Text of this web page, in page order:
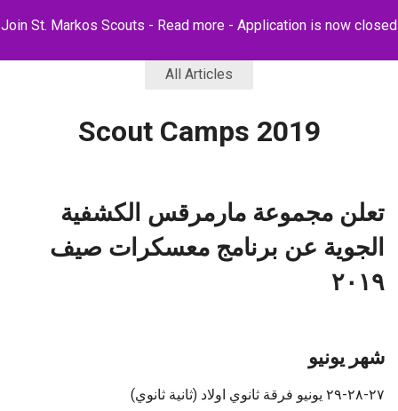
Join St. Markos Scouts - Read more - Application is now closed
All Articles
Scout Camps 2019
تعلن مجموعة مارمرقس الكشفية
الجوية عن برنامج معسكرات صيف
٢٠١٩
شهر يونيو
٢٧-٢٨-٢٩ يونيو فرقة ثانوي اولاد (ثانية ثانوي)